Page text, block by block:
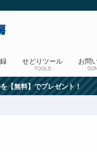
せどりツール
TOOLS
お問
【無料】でプレゼント！